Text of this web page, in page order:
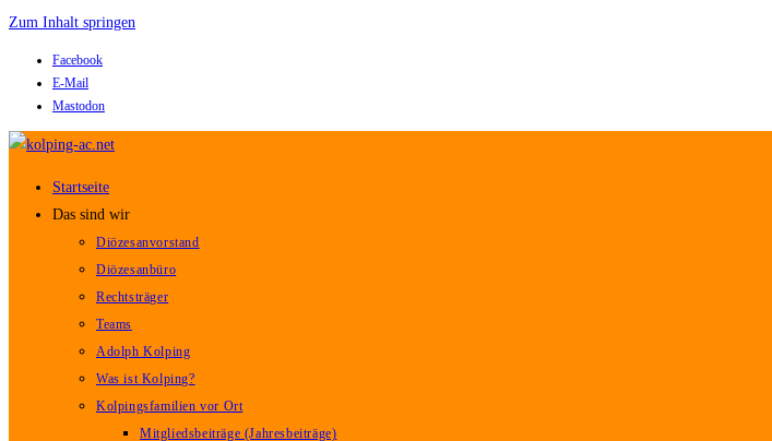
Zum Inhalt springen
Facebook
E-Mail
Mastodon
Startseite
Das sind wir
Diözesanvorstand
Diözesanbüro
Rechtsträger
Teams
Adolph Kolping
Was ist Kolping?
Kolpingsfamilien vor Ort
Mitgliedsbeiträge (Jahresbeiträge)